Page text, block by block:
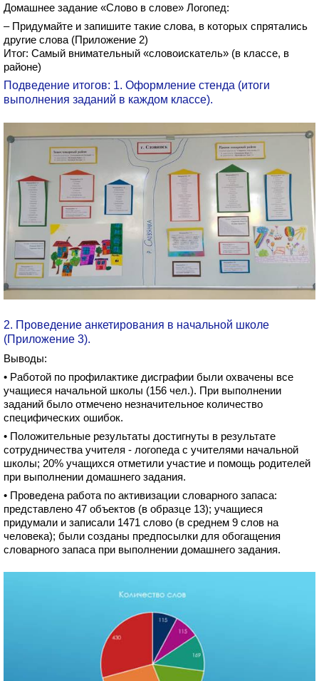
Домашнее задание «Слово в слове» Логопед:
– Придумайте и запишите такие слова, в которых спрятались
другие слова (Приложение 2)
Итог: Самый внимательный «словоискатель» (в классе, в
районе)
Подведение итогов: 1. Оформление стенда (итоги
выполнения заданий в каждом классе).
2. Проведение анкетирования в начальной школе
(Приложение 3).
Выводы:
• Работой по профилактике дисграфии были охвачены все
учащиеся начальной школы (156 чел.). При выполнении
заданий было отмечено незначительное количество
специфических ошибок.
• Положительные результаты достигнуты в результате
сотрудничества учителя - логопеда с учителями начальной
школы; 20% учащихся отметили участие и помощь родителей
при выполнении домашнего задания.
• Проведена работа по активизации словарного запаса:
представлено 47 объектов (в образце 13); учащиеся
придумали и записали 1471 слово (в среднем 9 слов на
человека); были созданы предпосылки для обогащения
словарного запаса при выполнении домашнего задания.